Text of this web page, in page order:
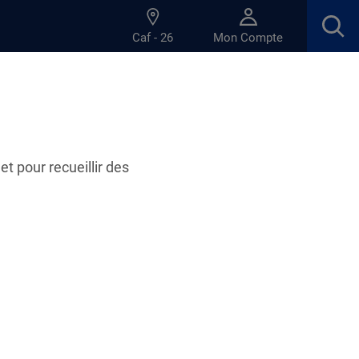
pour recueillir des
Caf - 26 Mon Compte
le Samedi 23